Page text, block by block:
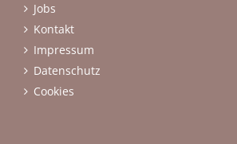
Jobs
Kontakt
Impressum
Datenschutz
Cookies